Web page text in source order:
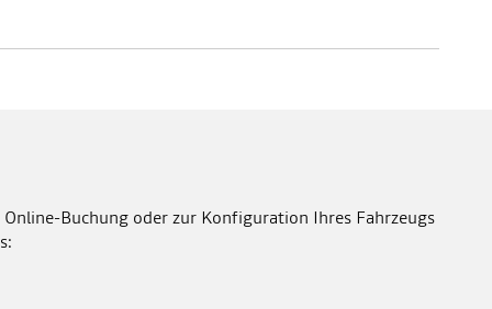
Buchung oder zur Konfiguration Ihres Fahrzeugs